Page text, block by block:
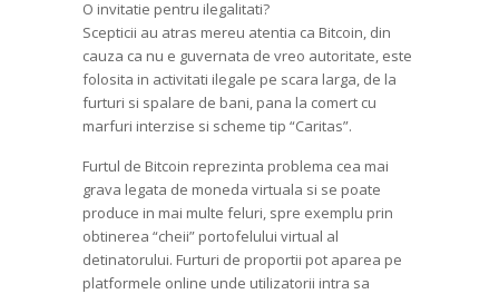
O invitatie pentru ilegalitati?
Scepticii au atras mereu atentia ca Bitcoin, din
cauza ca nu e guvernata de vreo autoritate, este
folosita in activitati ilegale pe scara larga, de la
furturi si spalare de bani, pana la comert cu
marfuri interzise si scheme tip “Caritas”.
Furtul de Bitcoin reprezinta problema cea mai
grava legata de moneda virtuala si se poate
produce in mai multe feluri, spre exemplu prin
obtinerea “cheii” portofelului virtual al
detinatorului. Furturi de proportii pot aparea pe
platformele online unde utilizatorii intra sa